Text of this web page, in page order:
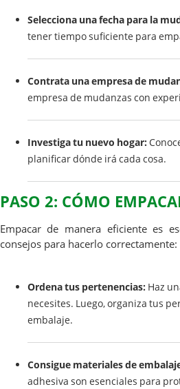
Selecciona una fecha para la
tener tiempo suficiente para
Contrata una empresa de
empresa de mudanzas con
Investiga tu nuevo hogar:
planificar dónde irá cada cosa.
PASO 2: CÓMO
Empacar de manera eficiente es
consejos para hacerlo correctamente:
Ordena tus pertenencias: Haz
necesites. Luego, organiza tus
embalaje.
Consigue materiales de
adhesiva son esenciales para